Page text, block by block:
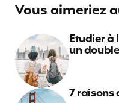
Vous aimeriez
Etudier à
un
7 raisons